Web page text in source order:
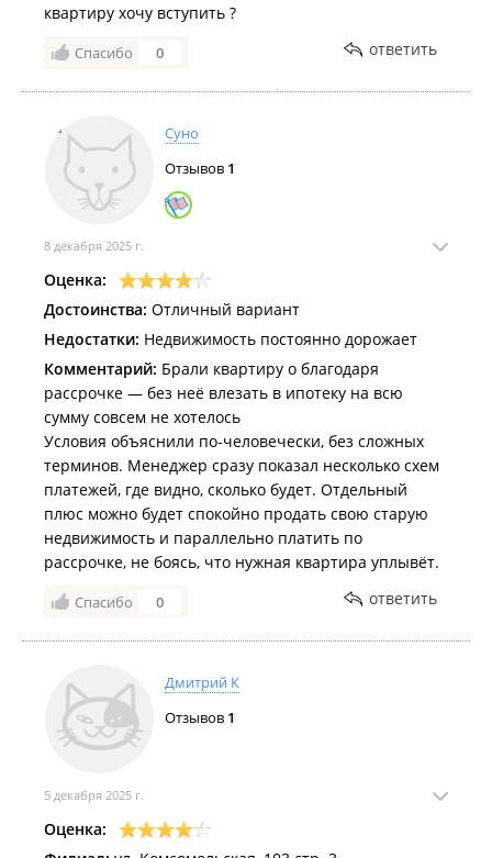
квартиру хочу вступить ?
Спасибо 0 ответить
Суно
Отзывов 1
8 декабря 2025 г.
Оценка:
Достоинства: Отличный вариант
Недостатки: Недвижимость постоянно дорожает
Комментарий: Брали квартиру о благодаря
рассрочке — без неё влезать в ипотеку на всю
сумму совсем не хотелось
Условия объяснили по-человечески, без сложных
терминов. Менеджер сразу показал несколько схем
платежей, где видно, сколько будет. Отдельный
плюс можно будет спокойно продать свою старую
недвижимость и параллельно платить по
рассрочке, не боясь, что нужная квартира уплывёт.
Спасибо 0 ответить
Дмитрий К
Отзывов 1
5 декабря 2025 г.
Оценка: